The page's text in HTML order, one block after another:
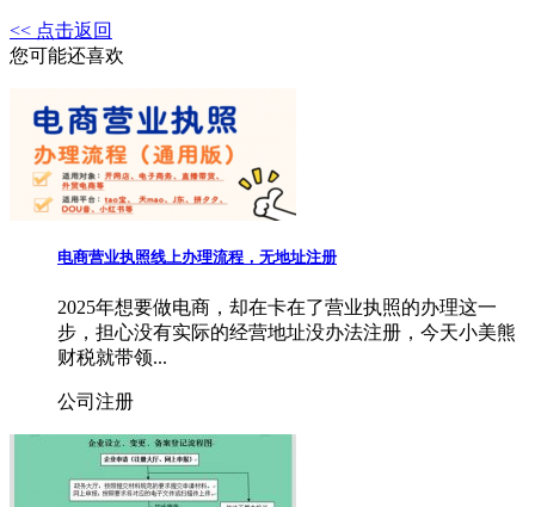
<< 点击返回
您可能还喜欢
电商营业执照线上办理流程，无地址注册
2025年想要做电商，却在卡在了营业执照的办理这一
步，担心没有实际的经营地址没办法注册，今天小美熊
财税就带领...
公司注册